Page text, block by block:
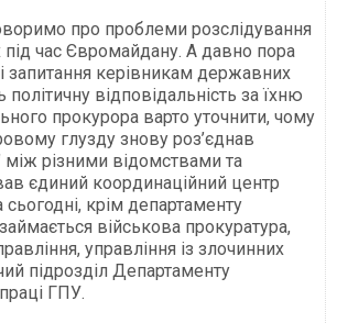
про проблеми розслідування
під час Євромайдану. А давно пора
запитання керівникам державних
політичну відповідальність за їхню
прокурора варто уточнити, чому
глузду знову роз’єднав
різними відомствами та
єдиний координаційний центр
сьогодні, крім департаменту
військова прокуратура,
управління із злочинних
підрозділ Департаменту
ГПУ.